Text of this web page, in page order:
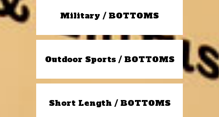
Military / BOTTOMS
Outdoor Sports / BOTTOMS
Short Length / BOTTOMS